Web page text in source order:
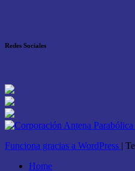
Redes Sociales
Funciona gracias a WordPress |
Home